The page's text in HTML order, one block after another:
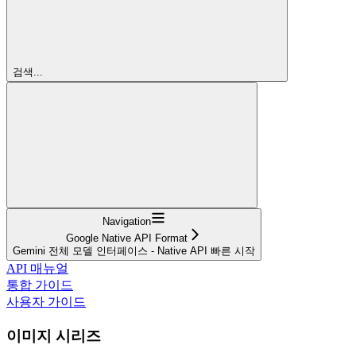
검색...
Navigation
Google Native API Format
Gemini 전체 모델 인터페이스 - Native API 빠른 시작
API 매뉴얼
통합 가이드
사용자 가이드
이미지 시리즈